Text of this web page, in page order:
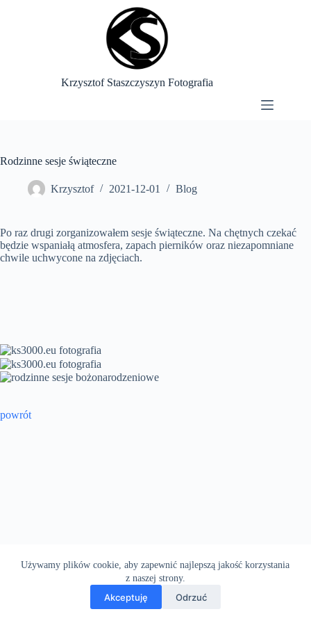
Używamy plików cookie, aby zapewnić najlepszą jakość korzystania
z naszej strony.
Akceptuję Odrzuć
Krzysztof Staszczyszyn Fotografia
Rodzinne sesje świąteczne
Krzysztof 2021-12-01 Blog
Po raz drugi zorganizowałem sesje świąteczne. Na chętnych czekać
będzie wspaniałą atmosfera, zapach pierników oraz niezapomniane
chwile uchwycone na zdjęciach.
powrót
Copyright © 2026 - Motyw WordPress stworzony przez